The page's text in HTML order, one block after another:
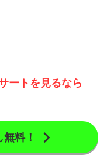
ートを見るなら
料！